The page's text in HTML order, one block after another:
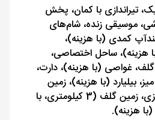
تیراندازی با کمان، پخش
موسیقی زنده، شام‌های
کمدی (با هزینه)،
هزینه)، ساحل اختصاصی،
غواصی (با هزینه)، دارت،
بیلیارد (با هزینه)، زمین
بازی کودکان، اتاق بازی، زمین گلف (3 کیلومتری، با
هزینه).